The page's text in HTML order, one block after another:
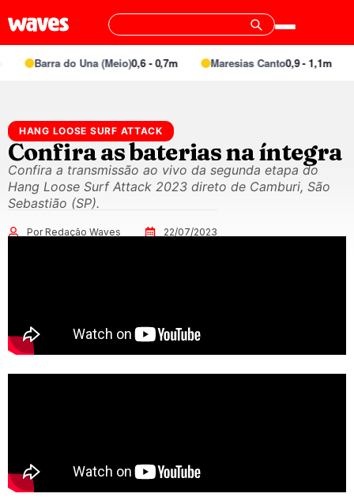
Barra do Una (Meio)0,6 - 0,7m Maresias Canto0,9 - 1,1m
HANG LOOSE SURF ATTACK
Confira as baterias na íntegra
Confira a transmissão ao vivo da segunda etapa do
Hang Loose Surf Attack 2023 direto de Camburi, São
Sebastião (SP).
Por Redação Waves 22/07/2023